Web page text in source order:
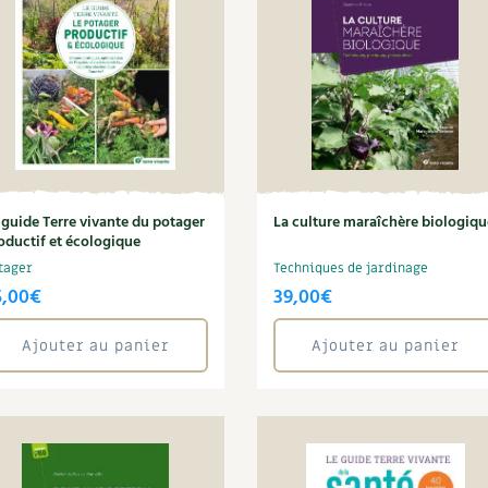
Société, engagement Feuilleter le
et gros oeuvre
écologiques
de l’eau
de la maison
Actions pour la planète
Terre vivante du potager
et écologique
€
Ajouter au panier
La culture maraîchère
Techniques de jardinage
39,00€
Ajouter au panier